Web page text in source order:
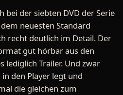
bei der siebten DVD der Serie
neuesten Standard
recht deutlich im Detail. Der
gut hörbar aus den
lediglich Trailer. Und zwar
den Player legt und
die gleichen zum